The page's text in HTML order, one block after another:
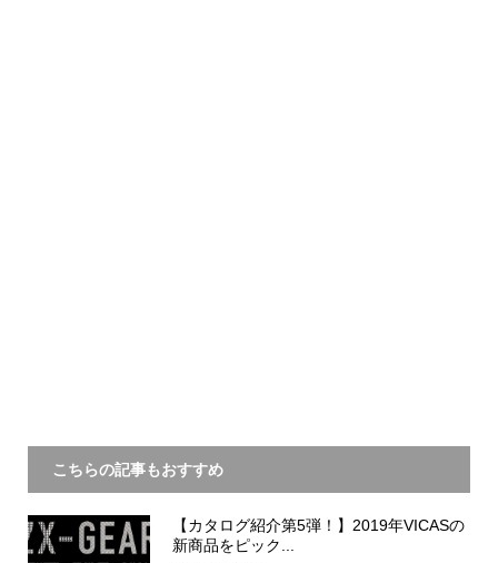
こちらの記事もおすすめ
【カタログ紹介第5弾！】2019年VICASの
新商品をピック...